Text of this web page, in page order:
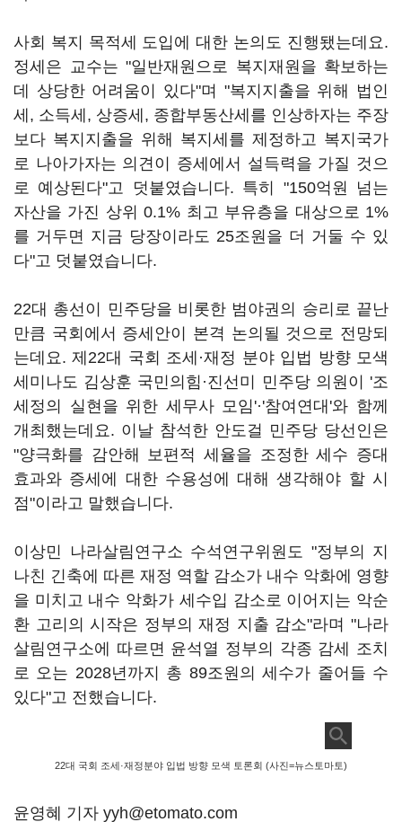
사회 복지 목적세 도입에 대한 논의도 진행됐는데요.
정세은 교수는 "일반재원으로 복지재원을 확보하는
데 상당한 어려움이 있다"며 "복지지출을 위해 법인
세, 소득세, 상증세, 종합부동산세를 인상하자는 주장
보다 복지지출을 위해 복지세를 제정하고 복지국가
로 나아가자는 의견이 증세에서 설득력을 가질 것으
로 예상된다"고 덧붙였습니다. 특히 "150억원 넘는
자산을 가진 상위 0.1% 최고 부유층을 대상으로 1%
를 거두면 지금 당장이라도 25조원을 더 거둘 수 있
다"고 덧붙였습니다.
22대 총선이 민주당을 비롯한 범야권의 승리로 끝난
만큼 국회에서 증세안이 본격 논의될 것으로 전망되
는데요. 제22대 국회 조세·재정 분야 입법 방향 모색
세미나도 김상훈 국민의힘 ·진선미 민주당 의원이 '조
세정의 실현을 위한 세무사 모임'·'참여연대'와 함께
개최했는데요. 이날 참석한 안도걸 민주당 당선인은
"양극화를 감안해 보편적 세율을 조정한 세수 증대
효과와 증세에 대한 수용성에 대해 생각해야 할 시
점"이라고 말했습니다.
이상민 나라살림연구소 수석연구위원도 "정부의 지
나친 긴축에 따른 재정 역할 감소가 내수 악화에 영향
을 미치고 내수 악화가 세수입 감소로 이어지는 악순
환 고리의 시작은 정부의 재정 지출 감소"라며 "나라
살림연구소에 따르면 윤석열 정부의 각종 감세 조치
로 오는 2028년까지 총 89조원의 세수가 줄어들 수
있다"고 전했습니다.
22대 국회 조세·재정분야 입법 방향 모색 토론회 (사진=뉴스토마토)
윤영혜 기자 yyh@etomato.com